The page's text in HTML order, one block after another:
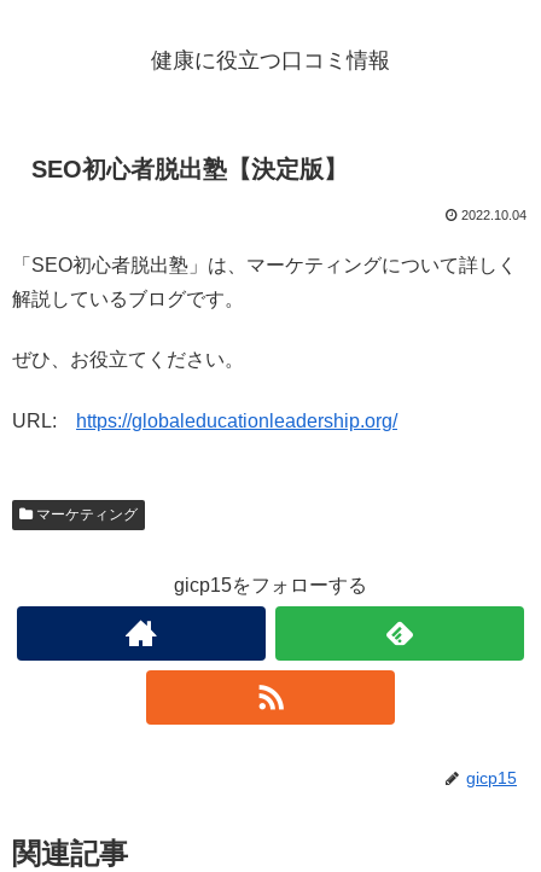
健康に役立つ口コミ情報
SEO初心者脱出塾【決定版】
2022.10.04
「SEO初心者脱出塾」は、マーケティングについて詳しく
解説しているブログです。
ぜひ、お役立てください。
URL: https://globaleducationleadership.org/
マーケティング
gicp15をフォローする
gicp15
関連記事